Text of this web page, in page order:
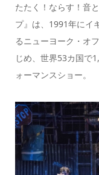
たたく！ならす！音
プ』は、1991年にイ
るニューヨーク・オ
じめ、世界53カ国で
ォーマンスショー。